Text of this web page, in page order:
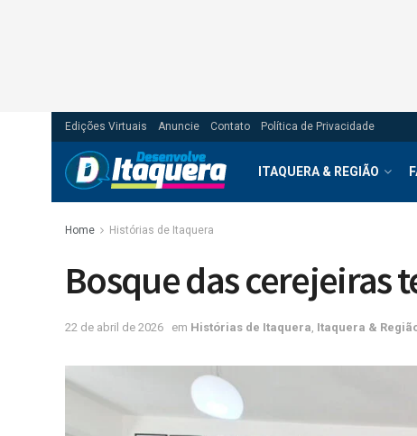
Edições Virtuais Anuncie Contato Política de Privacidade
ITAQUERA & REGIÃO
Home Histórias de Itaquera
Bosque das cerejeiras
22 de abril de 2026 em Histórias de Itaquera Itaquera &